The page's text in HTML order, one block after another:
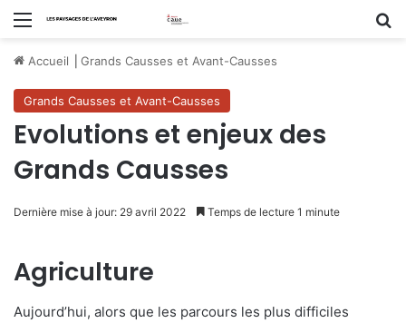
Menu
Accueil Grands Causses et Avant-Causses
Grands Causses et Avant-Causses
Evolutions et enjeux des
Grands Causses
Dernière mise à jour: 29 avril 2022 Temps de lecture 1 minute
Agriculture
Aujourd’hui, alors que les parcours les plus difficiles